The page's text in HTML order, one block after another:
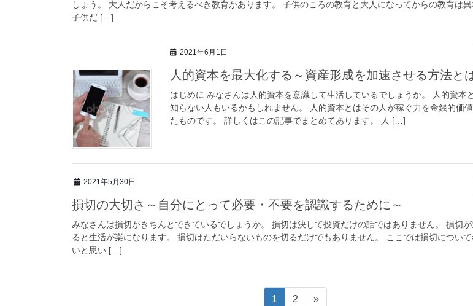
しょう。 大人だからこそ考えるべき教育があります。 子供のころの教育と大人になってからの教育は異
子供だ […]
2021年6月1日
人的資本を最大化する～資産形成を加速させる方法と
はじめに みなさんは人的資本を意識して生活しているでしょうか。 人的資本
知らない人もいるかもしれません。 人的資本とはその人が稼ぐ力を金銭的価値
たものです。 詳しくはこの記事でまとめてあります。 人 […]
2021年5月30日
損切の大切さ～自分にとって必要・不要を認識するために～
みなさんは損切がきちんとできているでしょうか。 損切は決して投資だけの話ではありません。 損切が
ると生活が楽になります。 損切はただいらないものを切るだけでもありません。 ここでは損切につい
いと思い […]
固
1
固
2 »